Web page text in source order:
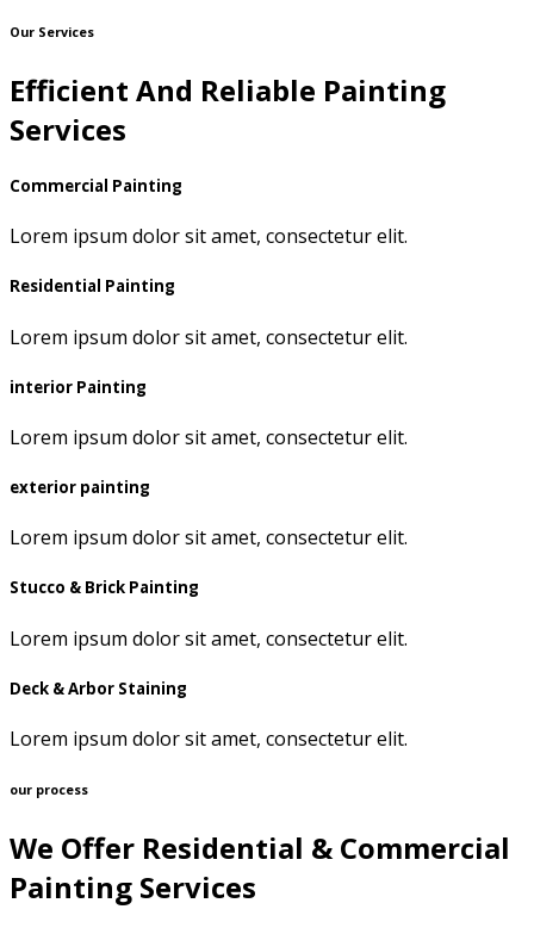
Our Services
Efficient And Reliable Painting
Services
Commercial Painting
Lorem ipsum dolor sit amet, consectetur elit.
Residential Painting
Lorem ipsum dolor sit amet, consectetur elit.
interior Painting
Lorem ipsum dolor sit amet, consectetur elit.
exterior painting
Lorem ipsum dolor sit amet, consectetur elit.
Stucco & Brick Painting
Lorem ipsum dolor sit amet, consectetur elit.
Deck & Arbor Staining
Lorem ipsum dolor sit amet, consectetur elit.
our process
We Offer Residential & Commercial
Painting Services